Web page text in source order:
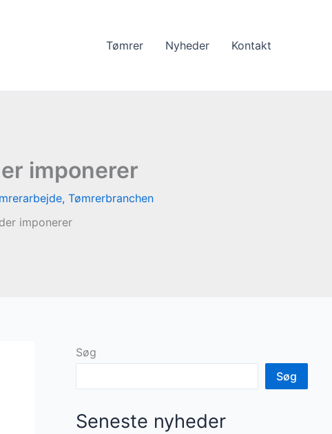
Tømrer Nyheder Kontakt
imponerer
, Tømrerbranchen
imponerer
Søg
Søg
Seneste nyheder